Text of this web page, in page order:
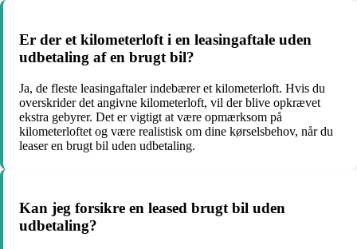
Er der et kilometerloft i en leasingaftale uden
udbetaling af en brugt bil?
Ja, de fleste leasingaftaler indebærer et kilometerloft. Hvis du
overskrider det angivne kilometerloft, vil der blive opkrævet
ekstra gebyrer. Det er vigtigt at være opmærksom på
kilometerloftet og være realistisk om dine kørselsbehov, når du
leaser en brugt bil uden udbetaling.
Kan jeg forsikre en leased brugt bil uden
udbetaling?